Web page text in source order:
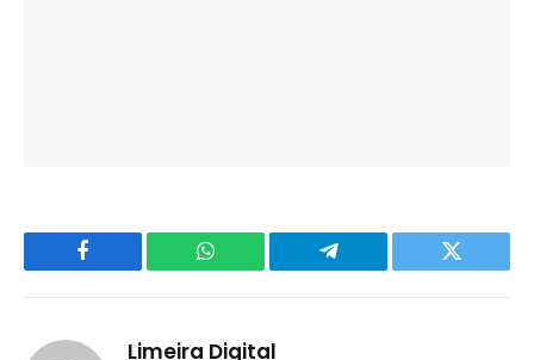
Facebook WhatsApp Telegram Twitter
Limeira Digital